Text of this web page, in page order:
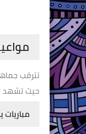
مواعيد
تترقب
حيث تشهد
مباريات يوم الإثنين 13